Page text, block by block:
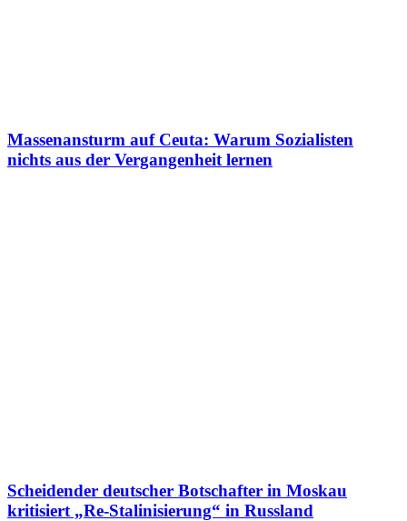
Massenansturm auf Ceuta: Warum Sozialisten
nichts aus der Vergangenheit lernen
Scheidender deutscher Botschafter in Moskau
kritisiert „Re-Stalinisierung“ in Russland